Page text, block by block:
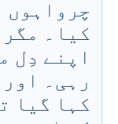
چرواہوں
کیا۔
اپنے دِل
رہی۔
کہا گیا